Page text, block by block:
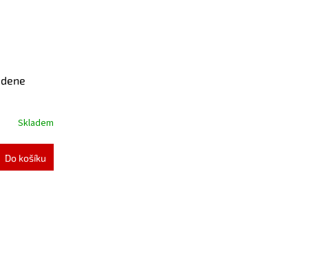
Skladem
Do košíku